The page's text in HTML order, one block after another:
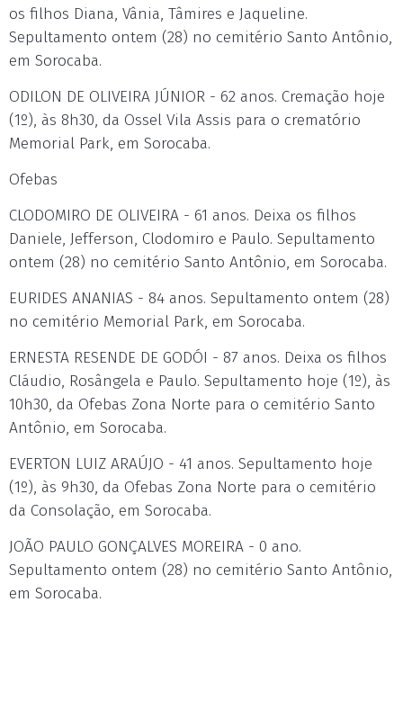
os filhos Diana, Vânia, Tâmires e Jaqueline.
Sepultamento ontem (28) no cemitério Santo Antônio,
em Sorocaba.
ODILON DE OLIVEIRA JÚNIOR - 62 anos. Cremação hoje
(1º), às 8h30, da Ossel Vila Assis para o crematório
Memorial Park, em Sorocaba.
Ofebas
CLODOMIRO DE OLIVEIRA - 61 anos. Deixa os filhos
Daniele, Jefferson, Clodomiro e Paulo. Sepultamento
ontem (28) no cemitério Santo Antônio, em Sorocaba.
EURIDES ANANIAS - 84 anos. Sepultamento ontem (28)
no cemitério Memorial Park, em Sorocaba.
ERNESTA RESENDE DE GODÓI - 87 anos. Deixa os filhos
Cláudio, Rosângela e Paulo. Sepultamento hoje (1º), às
10h30, da Ofebas Zona Norte para o cemitério Santo
Antônio, em Sorocaba.
EVERTON LUIZ ARAÚJO - 41 anos. Sepultamento hoje
(1º), às 9h30, da Ofebas Zona Norte para o cemitério
da Consolação, em Sorocaba.
JOÃO PAULO GONÇALVES MOREIRA - 0 ano.
Sepultamento ontem (28) no cemitério Santo Antônio,
em Sorocaba.